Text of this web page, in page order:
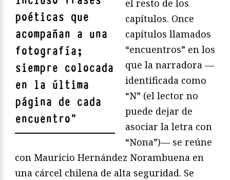
poéticas que
acompañan a una
fotografía;
siempre colocada
en la última
página de cada
encuentro"
el resto de los
capítulos. Once
capítulos llamados
“encuentros” en los
que la narradora —
identificada como
“N” (el lector no
puede dejar de
asociar la letra con
“Nona”)— se reúne
con Mauricio Hernández Norambuena en
una cárcel chilena de alta seguridad. Se